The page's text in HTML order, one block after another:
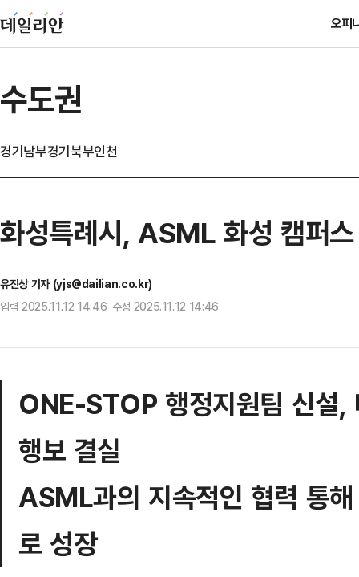
오피
수도권
경기남부경기북부인천
화성특례시, ASML 화성 캠퍼
유진상 기자 (yjs@dailian.co.kr)
입력 2025.11.12 14:46 수정 2025.11.12 14:46
ONE-STOP 행정지원팀 신설,
행보 결실
ASML과의 지속적인 협력 통
로 성장